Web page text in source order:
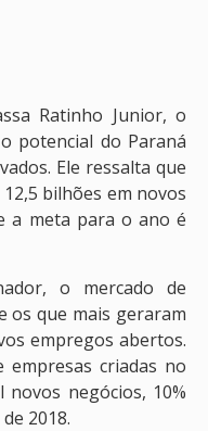
Ratinho Junior, o
potencial do Paraná
Ele ressalta que
bilhões em novos
a meta para o ano é
o mercado de
os que mais geraram
empregos abertos.
criadas no
negócios, 10%
2018.